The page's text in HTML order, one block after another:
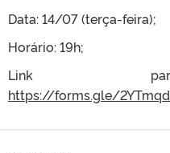
Data: 14/07 (terça-feira);
Horário: 19h;
Link
https://forms.gle/